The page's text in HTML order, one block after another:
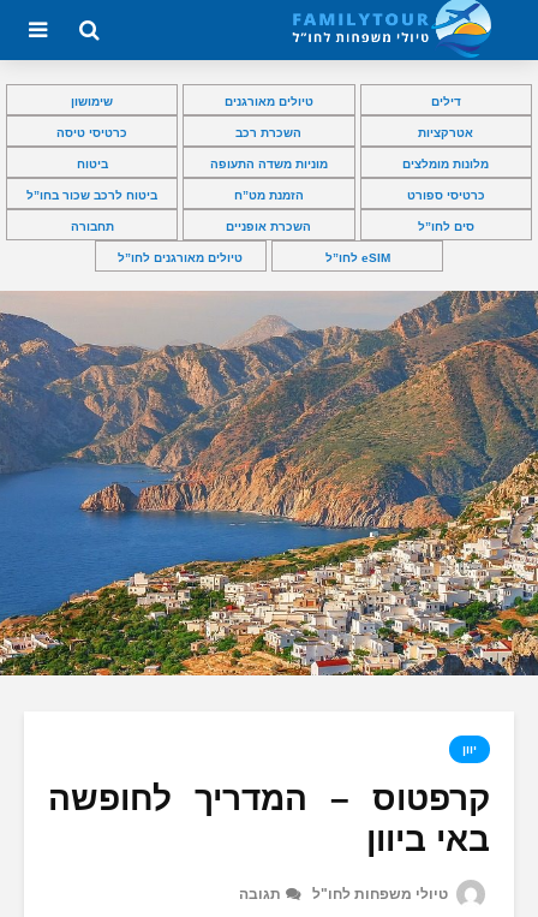
דילים טיולים מאורגנים שימושון
אטרקציות השכרת רכב כרטיסי טיסה
מלונות מומלצים מוניות משדה התעופה ביטוח
כרטיסי ספורט הזמנת מט”ח ביטוח לרכב שכור בחו”ל
סים לחו”ל השכרת אופניים תחבורה
eSIM לחו”ל טיולים מאורגנים לחו”ל
יוון
קרפטוס – המדריך לחופשה
באי ביוון
טיולי משפחות לחו"ל תגובה